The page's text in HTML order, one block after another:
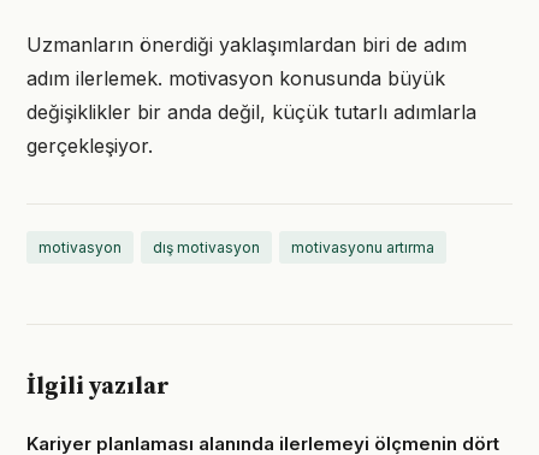
Uzmanların önerdiği yaklaşımlardan biri de adım
adım ilerlemek. motivasyon konusunda büyük
değişiklikler bir anda değil, küçük tutarlı adımlarla
gerçekleşiyor.
motivasyon dış motivasyon motivasyonu artırma
İlgili yazılar
Kariyer planlaması alanında ilerlemeyi ölçmenin dört